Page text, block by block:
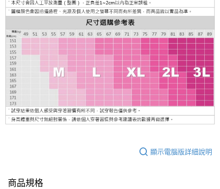
顯示電腦版詳細說明
商品規格